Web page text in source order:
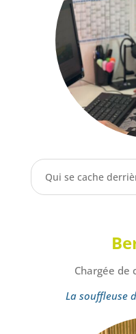
Qui se cache
Chargée de
La souffleuse